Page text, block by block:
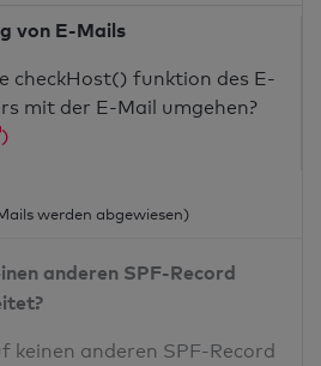
von E-Mails
checkHost() funktion des E-
mit der E-Mail umgehen?
)
werden abgewiesen)
anderen SPF-Record
keinen anderen SPF-Record